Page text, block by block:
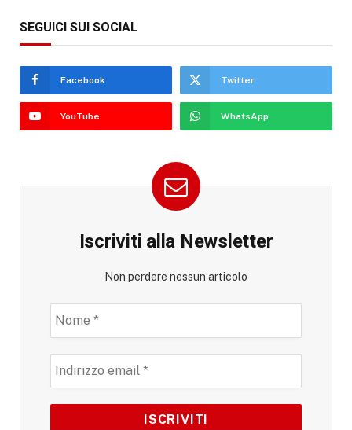
SEGUICI SUI SOCIAL
Facebook Twitter
YouTube WhatsApp
Iscriviti alla Newsletter
Non perdere nessun articolo